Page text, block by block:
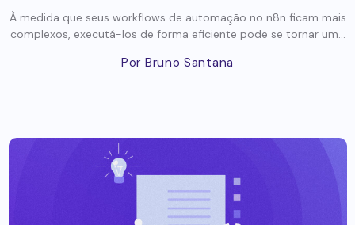
À medida que seus workflows de automação no n8n ficam mais
complexos, executá-los de forma eficiente pode se tornar um...
Por Bruno Santana